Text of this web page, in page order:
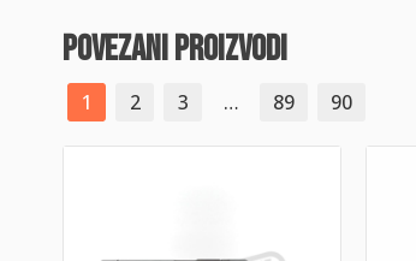
povezani proizvodi
1 2 3 … 89 90